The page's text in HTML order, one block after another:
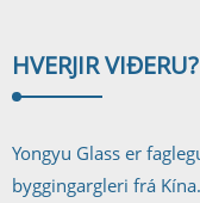
HVERJIR VIÐERU?
Yongyu Glass er
byggingargleri frá Kína.